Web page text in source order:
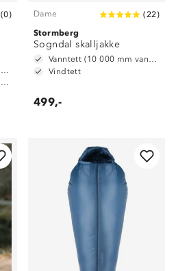
(0)
Vanntett (15 000 mm vannsøyle)
Fukttransporterende (5 000 g/ m2/ 24t)
Dame (22)
Stormberg
Sogndal skalljakke
Vanntett (10 000 mm vannsøyle)
Vindtett
499,-